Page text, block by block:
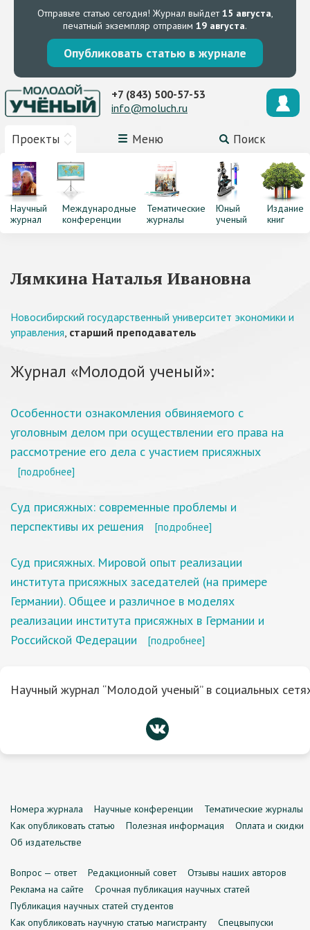
Отправьте статью сегодня! Журнал выйдет15 августа,
печатный экземпляр отправим 19 августа.
Опубликовать статью в журнале
Проекты Меню Поиск
+7 (843) 500-57-53
info@moluch.ru
Научный
журнал
Международные
конференции
Тематические
журналы
Юный
ученый
Издание
книг
Лямкина Наталья Ивановна
Новосибирский государственный университет экономики и
управления, старший преподаватель
Журнал «Молодой ученый»:
Особенности ознакомления обвиняемого с
уголовным делом при осуществлении его права на
рассмотрение его дела с участием присяжных
[подробнее]
Суд присяжных: современные проблемы и
перспективы их решения
[подробнее]
Суд присяжных. Мировой опыт реализации
института присяжных заседателей (на примере
Германии). Общее и различное в моделях
реализации института присяжных в Германии и
Российской Федерации
[подробнее]
Научный журнал “Молодой ученый” в социальных
Номера журнала Научные конференции
Тематические журналы
Как опубликовать статью
Полезная информация
Оплата и скидки
Об издательстве
Вопрос — ответ Редакционный совет
Отзывы наших авторов
Реклама на сайте
Срочная публикация научных статей
Публикация научных статей студентов
Как опубликовать научную статью магистранту
Спецвыпуски